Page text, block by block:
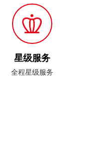
星级服务
全程星级服务